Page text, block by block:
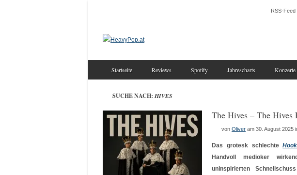
RSS-Feed
Startseite Reviews Spotify Jahrescharts Konzerte
SUCHE NACH: HIVES
The Hives – The Hives
von Oliver am 30. August 2025
Das grotesk schlechte
Handvoll medioker
uninspirierten